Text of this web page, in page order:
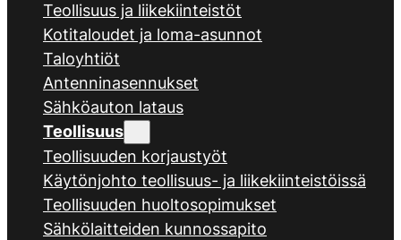
Teollisuus ja liikekiinteistöt
Kotitaloudet ja loma-asunnot
Taloyhtiöt
Antenninasennukset
Sähköauton lataus
Teollisuus
Teollisuuden korjaustyöt
Käytönjohto teollisuus- ja liikekiinteistöissä
Teollisuuden huoltosopimukset
Sähkölaitteiden kunnossapito